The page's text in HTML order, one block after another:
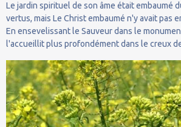
Le jardin spirituel de son âme était embaumé
vertus, mais Le Christ embaumé n'y avait pas
En ensevelissant le Sauveur dans le
l'accueillit plus profondément dans le creux